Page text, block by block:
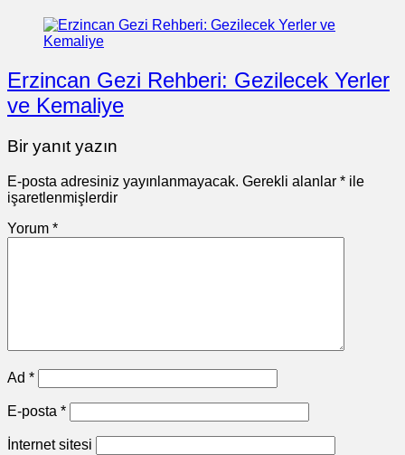
Erzincan Gezi Rehberi: Gezilecek Yerler
ve Kemaliye
Bir yanıt yazın
E-posta adresiniz yayınlanmayacak. Gerekli alanlar * ile
işaretlenmişlerdir
Yorum *
Ad *
E-posta *
İnternet sitesi